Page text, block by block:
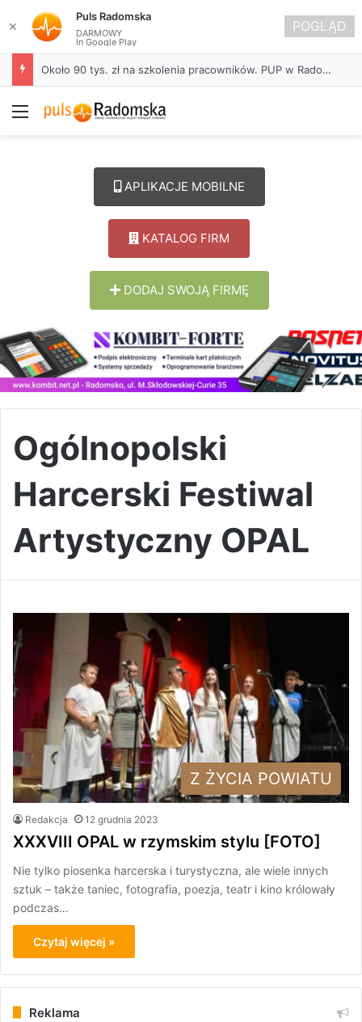
Około 90 tys. zł na szkolenia pracowników. PUP w Radomsku ogłasza nabór wniosków
Menu
APLIKACJE MOBILNE
KATALOG FIRM
DODAJ SWOJĄ FIRMĘ
Ogólnopolski
Harcerski Festiwal
Artystyczny OPAL
Z ŻYCIA POWIATU
Redakcja 12 grudnia 2023
XXXVIII OPAL w rzymskim stylu [FOTO]
Nie tylko piosenka harcerska i turystyczna, ale wiele innych
sztuk – także taniec, fotografia, poezja, teatr i kino królowały
podczas…
Czytaj więcej »
Reklama
✕
Puls Radomska
DARMOWY
In Google Play
POGLĄD